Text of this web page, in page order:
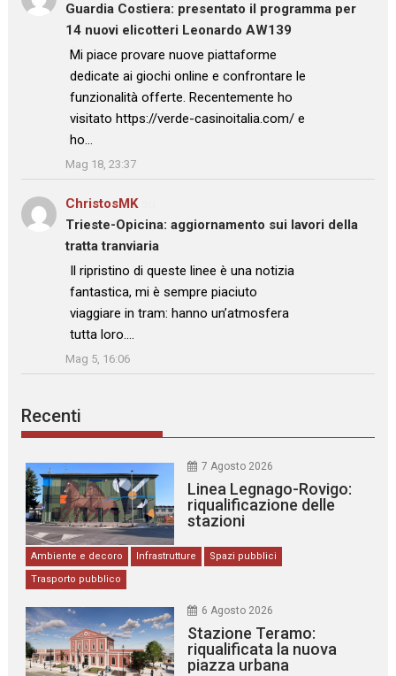
Guardia Costiera: presentato il programma per
14 nuovi elicotteri Leonardo AW139
: “
Mi piace provare nuove piattaforme
dedicate ai giochi online e confrontare le
funzionalità offerte. Recentemente ho
visitato https://verde-casinoitalia.com/ e
ho…
”
Mag 18, 23:37
ChristosMKsu
Trieste-Opicina: aggiornamento sui lavori della
tratta tranviaria
: “
Il ripristino di queste linee è una notizia
fantastica, mi è sempre piaciuto
viaggiare in tram: hanno un’atmosfera
tutta loro.…
”
Mag 5, 16:06
Recenti
7 Agosto 2026
Linea Legnago-Rovigo:
riqualificazione delle
stazioni
Ambiente e decoro Infrastrutture
Spazi pubblici
Trasporto pubblico
6 Agosto 2026
Stazione Teramo:
riqualificata la nuova
piazza urbana